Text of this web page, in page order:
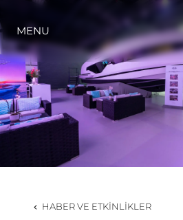
YAŞAM
MENU
HABER VE ETKINLIKLER